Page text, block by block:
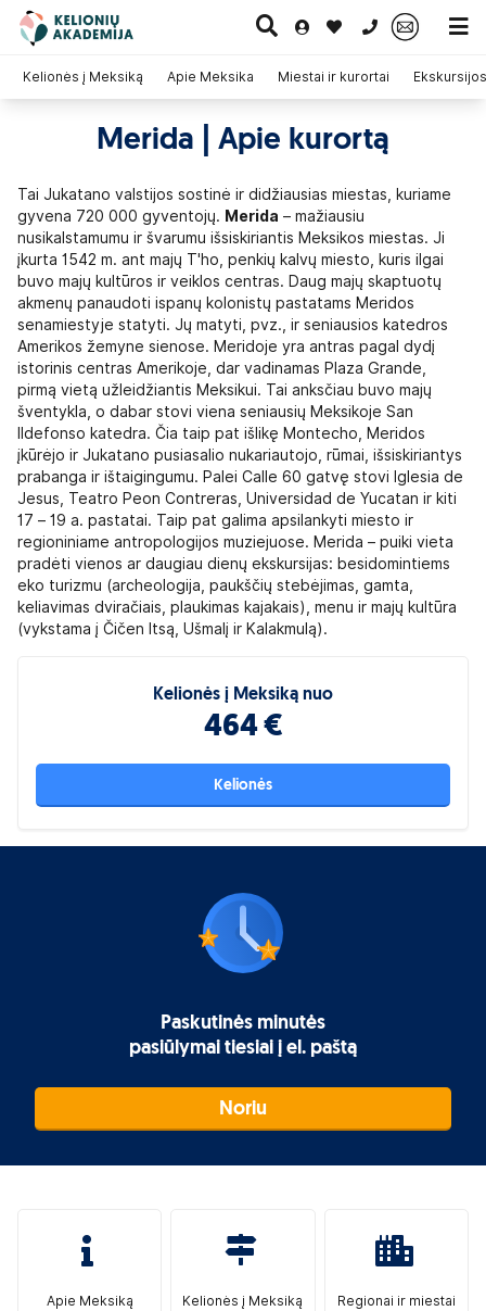
0 700 11007
Kelionės į Meksiką Apie Meksika Miestai ir kurortai
Merida | Apie kurortą
Tai Jukatano valstijos sostinė ir didžiausias miestas, kuriame
gyvena 720 000 gyventojų. Merida – mažiausiu
nusikalstamumu ir švarumu išsiskiriantis Meksikos miestas. Ji
įkurta 1542 m. ant majų T'ho, penkių kalvų miesto, kuris ilgai
buvo majų kultūros ir veiklos centras. Daug majų skaptuotų
akmenų panaudoti ispanų kolonistų pastatams Meridos
senamiestyje statyti. Jų matyti, pvz., ir seniausios katedros
Amerikos žemyne sienose. Meridoje yra antras pagal dydį
istorinis centras Amerikoje, dar vadinamas Plaza Grande,
pirmą vietą užleidžiantis Meksikui. Tai anksčiau buvo majų
šventykla, o dabar stovi viena seniausių Meksikoje San
Ildefonso katedra. Čia taip pat išlikę Montecho, Meridos
įkūrėjo ir Jukatano pusiasalio nukariautojo, rūmai, išsiskiriantys
prabanga ir ištaigingumu. Palei Calle 60 gatvę stovi Iglesia de
Jesus, Teatro Peon Contreras, Universidad de Yucatan ir kiti
17 – 19 a. pastatai. Taip pat galima apsilankyti miesto ir
regioniniame antropologijos muziejuose. Merida – puiki vieta
pradėti vienos ar daugiau dienų ekskursijas: besidomintiems
eko turizmu (archeologija, paukščių stebėjimas, gamta,
keliavimas dviračiais, plaukimas kajakais), menu ir majų kultūra
(vykstama į Čičen Itsą, Ušmalį ir Kalakmulą).
Kelionės į Meksiką nuo
464 €
Kelionės
Paskutinės minutės
pasiūlymai tiesiai į el. paštą
Noriu
Apie Meksiką Kelionės į Meksiką Regionai ir miestai